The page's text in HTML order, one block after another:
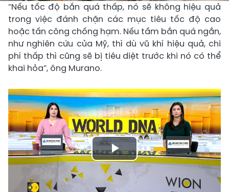
“Nếu tốc độ bắn quá thấp, nó sẽ không hiệu quả
trong việc đánh chặn các mục tiêu tốc độ cao
hoặc tấn công chống hạm. Nếu tầm bắn quá ngắn,
như nghiên cứu của Mỹ, thì dù vũ khí hiệu quả, chi
phí thấp thì cũng sẽ bị tiêu diệt trước khi nó có thể
khai hỏa”, ông Murano.
Play
Video